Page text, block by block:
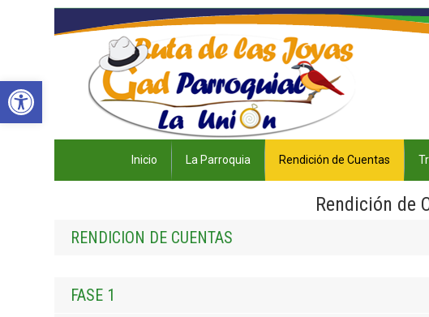
Abrir barra de herramientas
Inicio La Parroquia Rendición de Cuentas
Rendición de
RENDICION DE CUENTAS
FASE 1